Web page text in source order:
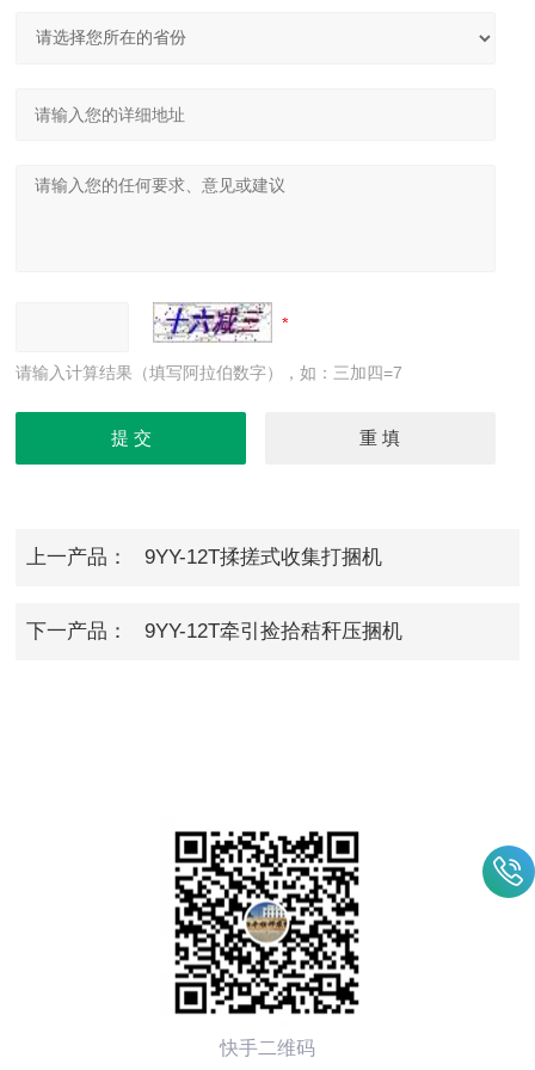
请输入计算结果（填写阿拉伯数字），如：三加四=7
上一产品： 9YY-12T揉搓式收集打捆机
下一产品： 9YY-12T牵引捡拾秸秆压捆机
快手二维码